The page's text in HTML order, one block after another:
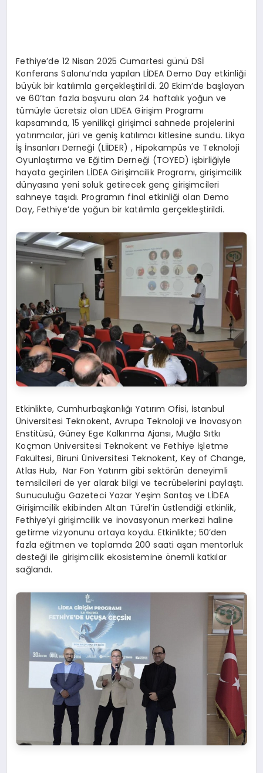
Fethiye’de 12 Nisan 2025 Cumartesi günü DSİ
Konferans Salonu’nda yapılan LİDEA Demo Day etkinliği
büyük bir katılımla gerçekleştirildi. 20 Ekim’de başlayan
ve 60’tan fazla başvuru alan 24 haftalık yoğun ve
tümüyle ücretsiz olan LIDEA Girişim Programı
kapsamında, 15 yenilikçi girişimci sahnede projelerini
yatırımcılar, jüri ve geniş katılımcı kitlesine sundu. Likya
İş İnsanları Derneği (LİİDER) , Hipokampüs ve Teknoloji
Oyunlaştırma ve Eğitim Derneği (TOYED) işbirliğiyle
hayata geçirilen LİDEA Girişimcilik Programı, girişimcilik
dünyasına yeni soluk getirecek genç girişimcileri
sahneye taşıdı. Programın final etkinliği olan Demo
Day, Fethiye’de yoğun bir katılımla gerçekleştirildi.
Etkinlikte, Cumhurbaşkanlığı Yatırım Ofisi, İstanbul
Üniversitesi Teknokent, Avrupa Teknoloji ve İnovasyon
Enstitüsü, Güney Ege Kalkınma Ajansı, Muğla Sıtkı
Koçman Üniversitesi Teknokent ve Fethiye İşletme
Fakültesi, Biruni Üniversitesi Teknokent, Key of Change,
Atlas Hub, Nar Fon Yatırım gibi sektörün deneyimli
temsilcileri de yer alarak bilgi ve tecrübelerini paylaştı.
Sunuculuğu Gazeteci Yazar Yeşim Sarıtaş ve LİDEA
Girişimcilik ekibinden Altan Türel’in üstlendiği etkinlik,
Fethiye’yi girişimcilik ve inovasyonun merkezi haline
getirme vizyonunu ortaya koydu. Etkinlikte; 50’den
fazla eğitmen ve toplamda 200 saati aşan mentorluk
desteği ile girişimcilik ekosistemine önemli katkılar
sağlandı.